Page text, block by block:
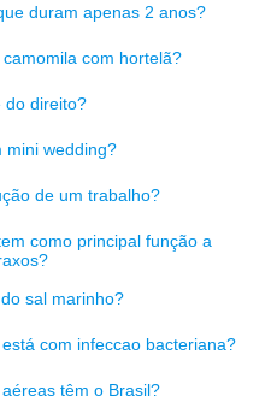
duram apenas 2 anos?
com hortelã?
do direito?
mini wedding?
de um trabalho?
como principal função a
sal marinho?
com infeccao bacteriana?
têm o Brasil?